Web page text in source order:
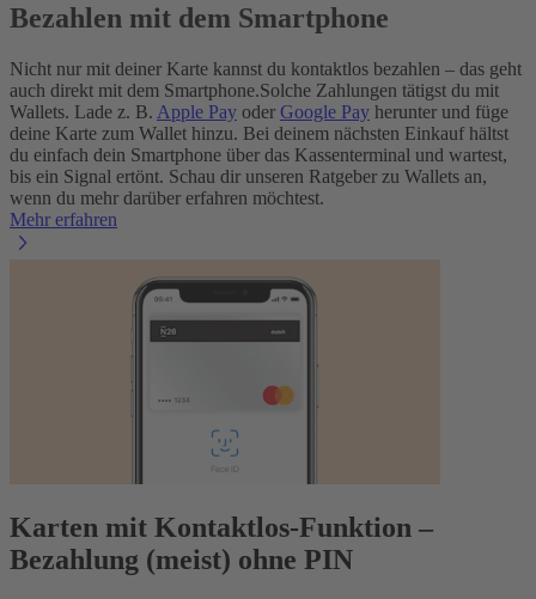
Bezahlen mit dem Smartphone
Nicht nur mit deiner Karte kannst du kontaktlos bezahlen – das geht
auch direkt mit dem Smartphone.Solche Zahlungen tätigst du mit
Wallets. Lade z. B. Apple Pay oder Google Pay herunter und füge
deine Karte zum Wallet hinzu. Bei deinem nächsten Einkauf hältst
du einfach dein Smartphone über das Kassenterminal und wartest,
bis ein Signal ertönt. Schau dir unseren Ratgeber zu Wallets an,
wenn du mehr darüber erfahren möchtest.
Mehr erfahren
Karten mit Kontaktlos-Funktion –
Bezahlung (meist) ohne PIN